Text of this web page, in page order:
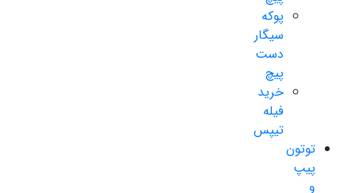
پوکه
سیگار
دست
پیچ
خرید
فیله
تیپس
توتون
پیپ
و